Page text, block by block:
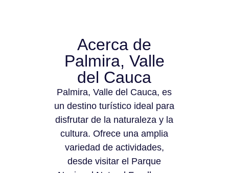
Acerca de
Palmira, Valle
del Cauca
Palmira, Valle del Cauca, es
un destino turístico ideal para
disfrutar de la naturaleza y la
cultura. Ofrece una amplia
variedad de actividades,
desde visitar el Parque